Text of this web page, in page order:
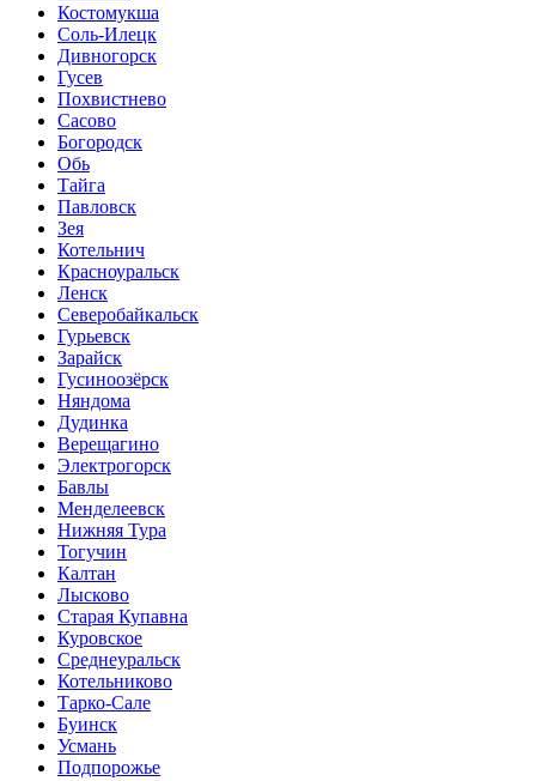
Костомукша
Соль-Илецк
Дивногорск
Гусев
Похвистнево
Сасово
Богородск
Обь
Тайга
Павловск
Зея
Котельнич
Красноуральск
Ленск
Северобайкальск
Гурьевск
Зарайск
Гусиноозёрск
Няндома
Дудинка
Верещагино
Электрогорск
Бавлы
Менделеевск
Нижняя Тура
Тогучин
Калтан
Лысково
Старая Купавна
Куровское
Среднеуральск
Котельниково
Тарко-Сале
Буинск
Усмань
Подпорожье